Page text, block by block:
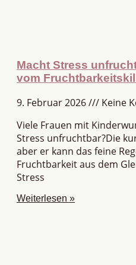
Macht Stress
vom
9. Februar 2026
Keine
Viele Frauen mit
Stress unfruchtbar?Die
aber er kann das feine
Fruchtbarkeit aus dem
Stress
Weiterlesen »